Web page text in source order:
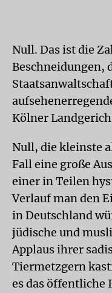
Null. Das ist die
Beschneidungen,
Kölner
Null, die kleinste
Fall eine große
einer in Teilen
Verlauf man den
in Deutschland
jüdische und
Applaus ihrer
Tiermetzgern
es das öffentliche